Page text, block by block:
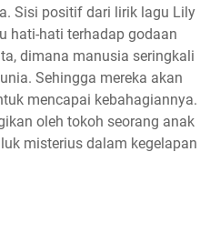
Sisi positif dari lirik lagu Lily
hati-hati terhadap godaan
dimana manusia seringkali
Sehingga mereka akan
mencapai kebahagiannya.
oleh tokoh seorang anak
misterius dalam kegelapan